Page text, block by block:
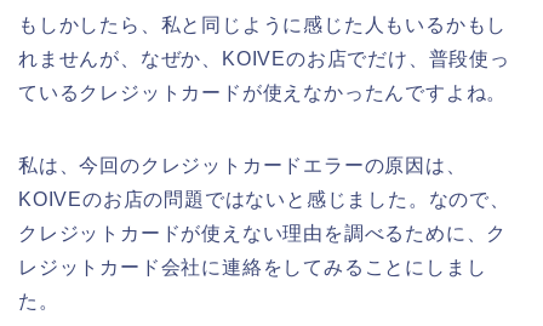
もしかしたら、私と同じように感じた人もいるかもし
れませんが、なぜか、KOIVEのお店でだけ、普段使っ
ているクレジットカードが使えなかったんですよね。
私は、今回のクレジットカードエラーの原因は、
KOIVEのお店の問題ではないと感じました。なので、
クレジットカードが使えない理由を調べるために、ク
レジットカード会社に連絡をしてみることにしまし
た。